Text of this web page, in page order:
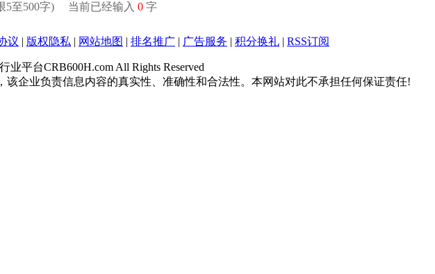
5至500字) 当前已经输入 0 字
议 | 版权隐私 | 网站地图 | 排名推广 | 广告服务 | 积分换礼 | RSS订阅
平台CRB600H.com All Rights Reserved
该企业负责信息内容的真实性、准确性和合法性。本网站对此不承担任何保证责任!